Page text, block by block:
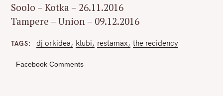
Soolo – Kotka – 26.11.2016
Tampere – Union – 09.12.2016
TAGS dj orkidea klubi restamax the recidency
Facebook Comments